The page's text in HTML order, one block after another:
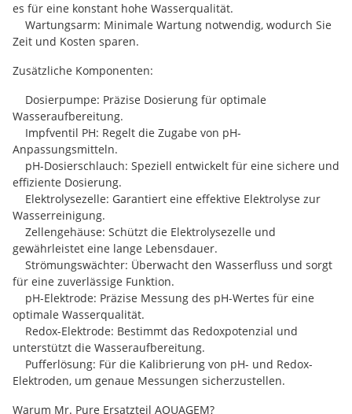
es für eine konstant hohe Wasserqualität.
Wartungsarm: Minimale Wartung notwendig, wodurch Sie
Zeit und Kosten sparen.
Zusätzliche Komponenten:
Dosierpumpe: Präzise Dosierung für optimale
Wasseraufbereitung.
Impfventil PH: Regelt die Zugabe von pH-
Anpassungsmitteln.
pH-Dosierschlauch: Speziell entwickelt für eine sichere und
effiziente Dosierung.
Elektrolysezelle: Garantiert eine effektive Elektrolyse zur
Wasserreinigung.
Zellengehäuse: Schützt die Elektrolysezelle und
gewährleistet eine lange Lebensdauer.
Strömungswächter: Überwacht den Wasserfluss und sorgt
für eine zuverlässige Funktion.
pH-Elektrode: Präzise Messung des pH-Wertes für eine
optimale Wasserqualität.
Redox-Elektrode: Bestimmt das Redoxpotenzial und
unterstützt die Wasseraufbereitung.
Pufferlösung: Für die Kalibrierung von pH- und Redox-
Elektroden, um genaue Messungen sicherzustellen.
Warum Mr. Pure Ersatzteil AQUAGEM?